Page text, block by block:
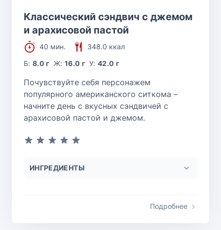
Классический сэндвич с джемом
и арахисовой пастой
40 мин.
348.0 ккал
Б:8.0 г Ж: 16.0 г У:42.0 г
Почувствуйте себя персонажем
популярного американского ситкома –
начните день с вкусных сэндвичей с
арахисовой пастой и джемом.
ИНГРЕДИЕНТЫ
Подробнее